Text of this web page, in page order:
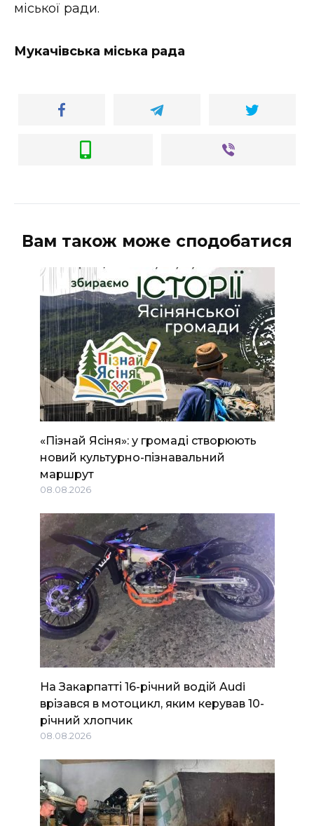
міської ради.
Мукачівська міська рада
Вам також може сподобатися
«Пізнай Ясіня»: у громаді створюють
новий культурно-пізнавальний
маршрут
08.08.2026
На Закарпатті 16-річний водій Audi
врізався в мотоцикл, яким керував 10-
річний хлопчик
08.08.2026